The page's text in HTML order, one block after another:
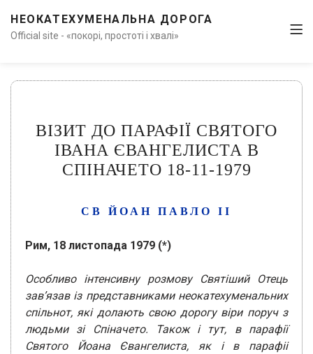
НЕОКАТЕХУМЕНАЛЬНА ДОРОГА
Official site - «покорі, простоті і хвалі»
ВІЗИТ ДО ПАРАФІЇ СВЯТОГО
ІВАНА ЄВАНГЕЛИСТА В
СПІНАЧЕТО 18-11-1979
СВ ЙОАН ПАВЛО ІІ
Рим, 18 листопада 1979 (*)
Особливо інтенсивну розмову Святіший Отець
зав’язав із представниками неокатехуменальних
спільнот, які долають свою дорогу віри поруч з
людьми зі Спіначето. Також і тут, в парафії
Святого Йоана Євангелиста, як і в парафіі